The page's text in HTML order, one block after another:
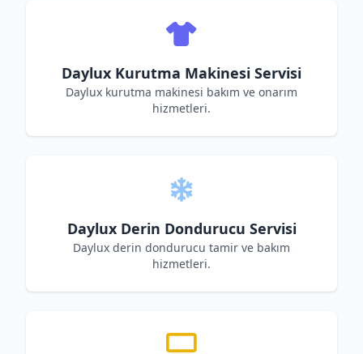
Daylux Kurutma Makinesi Servisi
Daylux kurutma makinesi bakım ve onarım
hizmetleri.
Daylux Derin Dondurucu Servisi
Daylux derin dondurucu tamir ve bakım
hizmetleri.